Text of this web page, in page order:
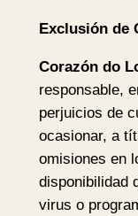
Exclusión de
Corazón do
responsable,
perjuicios de
ocasionar, a
omisiones en
disponibilidad
virus o